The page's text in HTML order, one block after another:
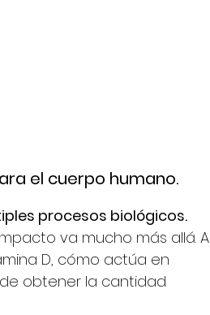
el cuerpo humano.
procesos biológicos.
va mucho más allá. A
D, cómo actúa en
obtener la cantidad